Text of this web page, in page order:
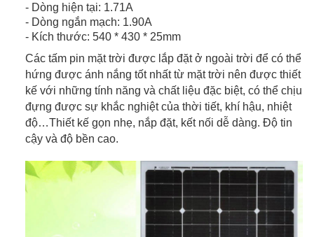
- Dòng hiện tại: 1.71A
- Dòng ngắn mạch: 1.90A
- Kích thước: 540 * 430 * 25mm
Các tấm pin mặt trời được lắp đặt ở ngoài trời để có thể
hứng được ánh nắng tốt nhất từ mặt trời nên được thiết
kế với những tính năng và chất liệu đặc biệt, có thể chịu
đựng được sự khắc nghiệt của thời tiết, khí hậu, nhiệt
độ…Thiết kế gọn nhẹ, nắp đặt, kết nối dễ dàng. Độ tin
cậy và độ bền cao.